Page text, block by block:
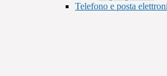
Telefono e posta